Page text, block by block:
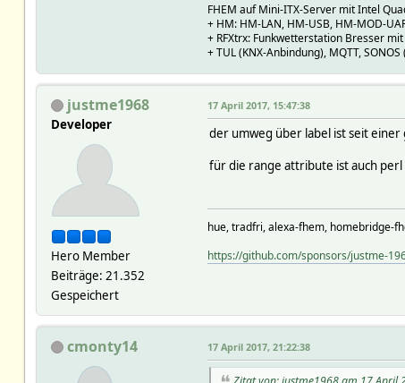
FHEM auf Mini-ITX-Server mit Intel
+ HM: HM-LAN, HM-USB, HM-MOD-
+ RFXtrx: Funkwetterstation Bresser
+ TUL (KNX-Anbindung), MQTT,
justme1968
Developer
Hero Member
Beiträge: 21.352
Gespeichert
17 April 2017, 15:47:38
der umweg über label ist seit
für die range attribute ist auch
hue, tradfri, alexa-fhem, homebridge-
https://github.com/sponsors/justme-
cmonty14 17 April 2017, 21:22:38